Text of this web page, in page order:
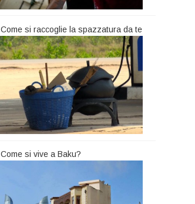
Come si raccoglie la spazzatura da te
Come si vive a Baku?